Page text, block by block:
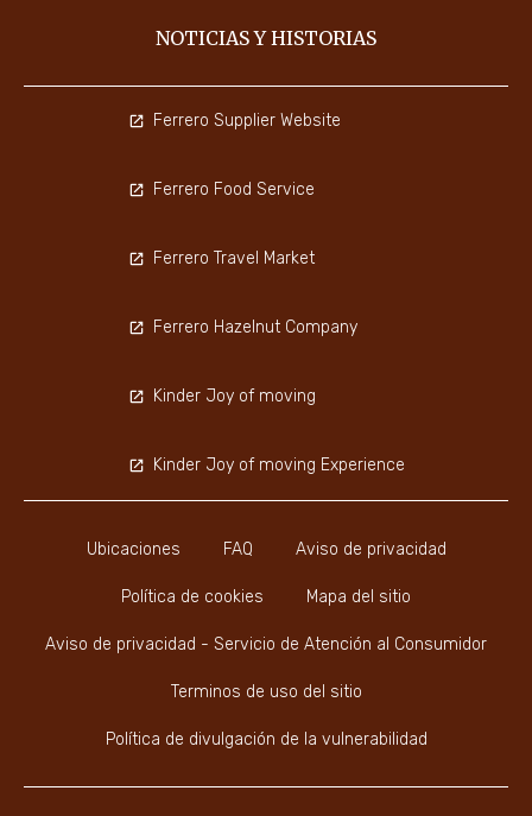
NOTICIAS Y HISTORIAS
Ubicaciones FAQ Aviso de privacidad
Política de cookies Mapa del sitio
Aviso de privacidad - Servicio de Atención al Consumidor
Terminos de uso del sitio
Política de divulgación de la vulnerabilidad
Ferrero Supplier Website
Ferrero Food Service
Ferrero Travel Market
Ferrero Hazelnut Company
Kinder Joy of moving
Kinder Joy of moving Experience